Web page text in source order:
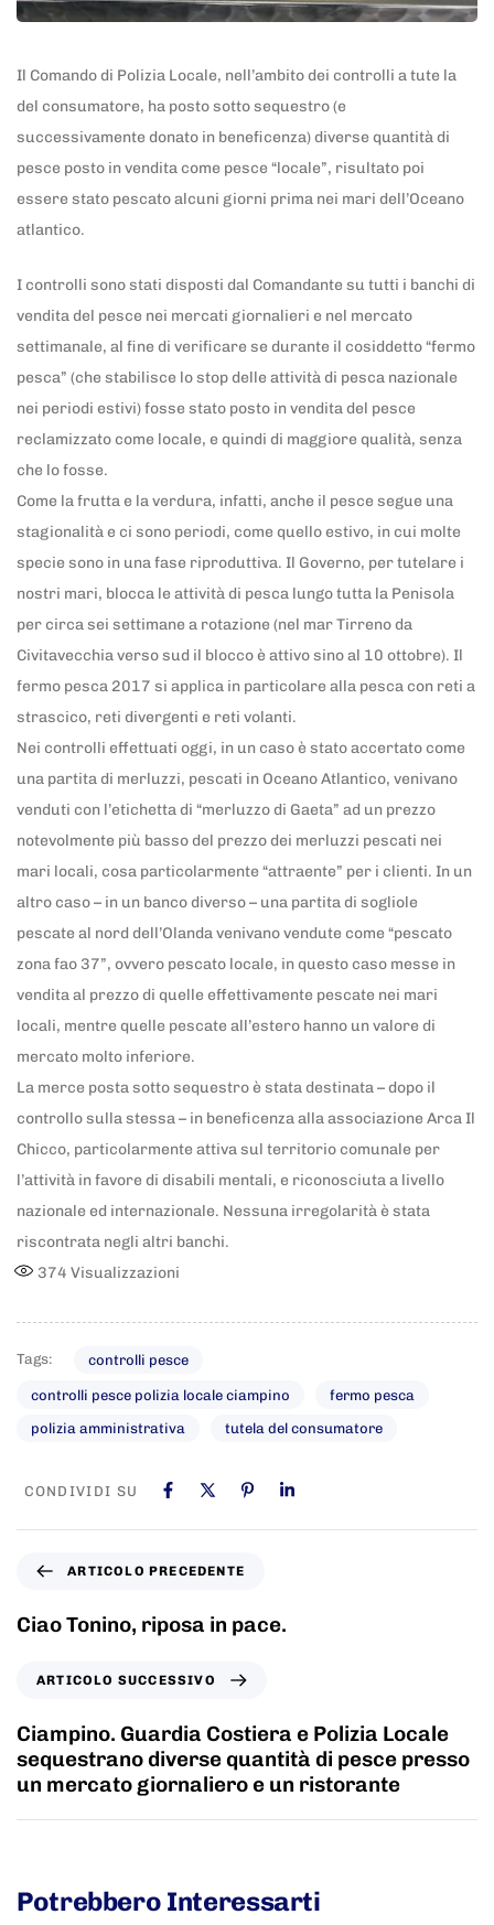
​Il Comando di Polizia Locale, nell’ambito dei controlli a tute la
del consumatore, ha posto sotto sequestro (e
successivamente donato in beneficenza) ​diverse quantità di
pesce posto in vendita come pesce “locale”, risultato poi
essere stato pescato alcuni giorni prima nei mari dell’Oceano
atlantico.
I controlli sono stati disposti dal Comandante su tutti i banchi di
vendita del pesce nei mercati giornalieri e nel mercato
settimanale, al fine di verificare se durante il cosiddetto “fermo
pesca” (che stabilisce lo stop delle attività di pesca nazionale
nei periodi estivi) fosse stato posto in vendita del pesce
reclamizzato come locale, e quindi di maggiore qualità, senza
che lo fosse.
Come la frutta e la verdura, infatti, anche il pesce segue una
stagionalità e ci sono periodi, come quello estivo, in cui molte
specie sono in una fase riproduttiva. Il Governo, per tutelare i
nostri mari, blocca le attività di pesca lungo tutta la Penisola
per circa sei settimane a rotazione (nel mar Tirreno da
Civitavecchia verso sud il blocco è attivo sino al 10 ottobre). Il
fermo pesca 2017 si applica in particolare alla pesca con reti a
strascico, reti divergenti e reti volanti.
Nei controlli effettuati oggi, in un caso è stato accertato come
una partita di merluzzi, pescati in Oceano Atlantico, venivano
venduti con l’etichetta di “merluzzo di Gaeta” ad un prezzo
notevolmente più basso del prezzo dei merluzzi pescati nei
mari locali, cosa particolarmente “attraente” per i clienti. In un
altro caso – in un banco diverso – una partita di sogliole
pescate al nord dell’Olanda venivano vendute come “pescato
zona fao 37”, ovvero pescato locale, in questo caso messe in
vendita al prezzo di quelle effettivamente pescate nei mari
locali, mentre quelle pescate all’estero hanno un valore di
mercato molto inferiore.
La merce posta sotto sequestro è stata destinata – dopo il
controllo sulla stessa – in beneficenza alla associazione Arca Il
Chicco, particolarmente attiva sul territorio comunale per
l’attività in favore di disabili mentali, e riconosciuta a livello
nazionale ed internazionale. Nessuna irregolarità è stata
riscontrata negli altri banchi.
374 Visualizzazioni
Tags: controlli pesce
controlli pesce polizia locale ciampino fermo pesca
polizia amministrativa tutela del consumatore
CONDIVIDI SU
ARTICOLO PRECEDENTE
Ciao Tonino, riposa in pace.
ARTICOLO SUCCESSIVO
Ciampino. Guardia Costiera e Polizia Locale
sequestrano diverse quantità di pesce presso
un mercato giornaliero e un ristorante
Potrebbero Interessarti